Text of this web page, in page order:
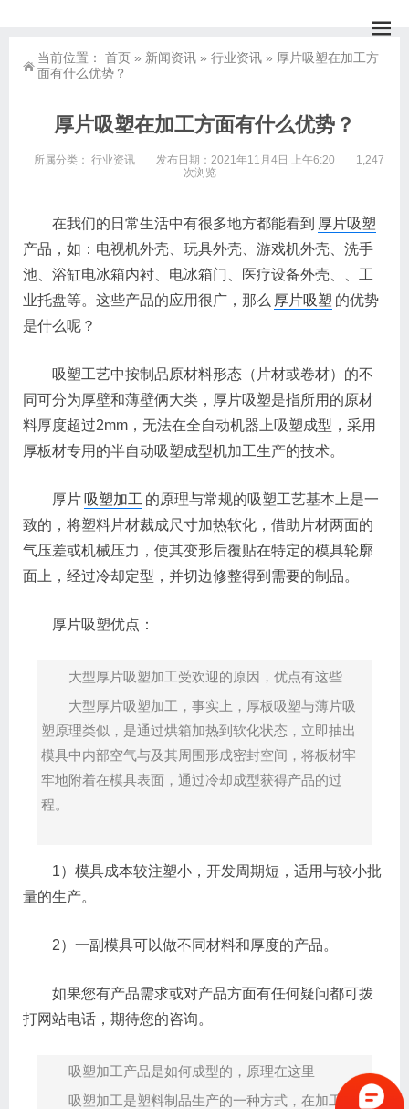
当前位置： 首页 » 新闻资讯 » 行业资讯 » 厚片吸塑在加工方
面有什么优势？
厚片吸塑在加工方面有什么优势？
所属分类： 行业资讯 发布日期：2021年11月4日 上午6:20
1,247
次浏览
在我们的日常生活中有很多地方都能看到 厚片吸塑
产品，如：电视机外壳、玩具外壳、游戏机外壳、洗手
池、浴缸电冰箱内衬、电冰箱门、医疗设备外壳、、工
业托盘等。这些产品的应用很广，那么 厚片吸塑 的优势
是什么呢？
吸塑工艺中按制品原材料形态（片材或卷材）的不
同可分为厚壁和薄壁俩大类，厚片吸塑是指所用的原材
料厚度超过2mm，无法在全自动机器上吸塑成型，采用
厚板材专用的半自动吸塑成型机加工生产的技术。
厚片 吸塑加工 的原理与常规的吸塑工艺基本上是一
致的，将塑料片材裁成尺寸加热软化，借助片材两面的
气压差或机械压力，使其变形后覆贴在特定的模具轮廓
面上，经过冷却定型，并切边修整得到需要的制品。
厚片吸塑优点：
大型厚片吸塑加工受欢迎的原因，优点有这些
大型厚片吸塑加工，事实上，厚板吸塑与薄片吸
塑原理类似，是通过烘箱加热到软化状态，立即抽出
模具中内部空气与及其周围形成密封空间，将板材牢
牢地附着在模具表面，通过冷却成型获得产品的过
程。
1）模具成本较注塑小，开发周期短，适用与较小批
量的生产。
2）一副模具可以做不同材料和厚度的产品。
如果您有产品需求或对产品方面有任何疑问都可拨
打网站电话，期待您的咨询。
吸塑加工产品是如何成型的，原理在这里
吸塑加工是塑料制品生产的一种方式，在加工过